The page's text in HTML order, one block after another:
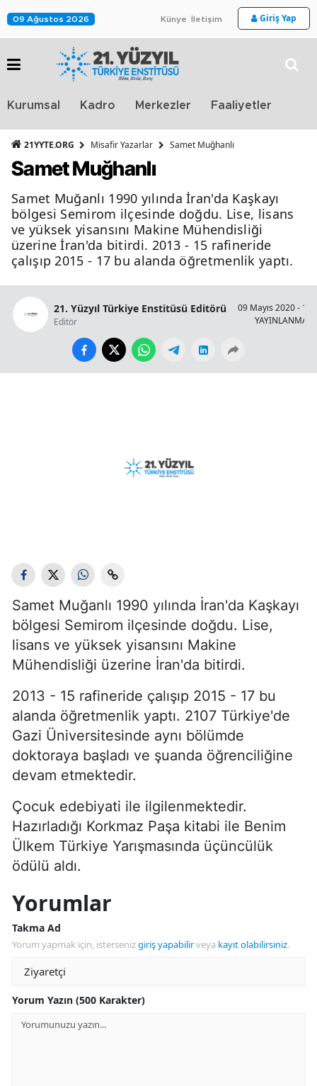
09 Ağustos 2026 Künye İletişim Giriş Yap
Kurumsal Kadro Merkezler Faaliyetler
21YYTE.ORG Misafir Yazarlar Samet Muğhanlı
Samet Muğhanlı
Samet Muğanlı 1990 yılında İran'da Kaşkayı
bölgesi Semirom ilçesinde doğdu. Lise, lisans
ve yüksek yisansını Makine Mühendisliği
üzerine İran'da bitirdi. 2013 - 15 rafineride
çalışıp 2015 - 17 bu alanda öğretmenlik yaptı.
21. Yüzyıl Türkiye Enstitüsü Editörü
Editör
09 Mayıs 2020 -
YAYINLANMA
Samet Muğanlı 1990 yılında İran'da Kaşkayı
bölgesi Semirom ilçesinde doğdu. Lise,
lisans ve yüksek yisansını Makine
Mühendisliği üzerine İran'da bitirdi.
2013 - 15 rafineride çalışıp 2015 - 17 bu
alanda öğretmenlik yaptı. 2107 Türkiye'de
Gazi Üniversitesinde aynı bölümde
doktoraya başladı ve şuanda öğrenciliğine
devam etmektedir.
Çocuk edebiyati ile ilgilenmektedir.
Hazırladığı Korkmaz Paşa kitabi ile Benim
Ülkem Türkiye Yarışmasında üçüncülük
ödülü aldı.
Yorumlar
Takma Ad
Yorum yapmak için, istersenizgiriş yapabilirveya kayıt olabilirsiniz.
Yorum Yazın (500 Karakter)